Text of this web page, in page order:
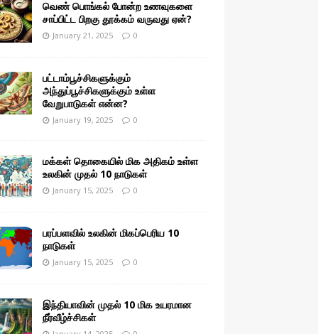
வெண் பொங்கல் போன்ற உணவுகளை
சாப்பிட்ட பிறகு தூக்கம் வருவது ஏன்?
January 21, 2025 0
பட்டாம்பூச்சிகளுக்கும்
அந்துப்பூச்சிகளுக்கும் உள்ள
வேறுபாடுகள் என்ன?
January 19, 2025 0
மக்கள் தொகையில் மிக அதிகம் உள்ள
உலகின் முதல் 10 நாடுகள்
January 15, 2025 0
பரப்பளவில் உலகின் மிகப்பெரிய 10
நாடுகள்
January 15, 2025 0
இந்தியாவின் முதல் 10 மிக உயரமான
நீர்வீழ்ச்சிகள்